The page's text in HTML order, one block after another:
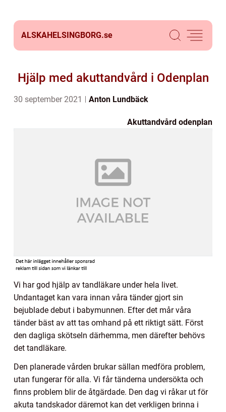
ALSKAHELSINGBORG.se
Hjälp med akuttandvård i Odenplan
30 september 2021 Anton Lundbäck
Akuttandvård odenplan
Vi har god hjälp av tandläkare under hela livet.
Undantaget kan vara innan våra tänder gjort sin
bejublade debut i babymunnen. Efter det mår våra
tänder bäst av att tas omhand på ett riktigt sätt. Först
den dagliga skötseln därhemma, men därefter behövs
det tandläkare.
Den planerade vården brukar sällan medföra problem,
utan fungerar för alla. Vi får tänderna undersökta och
finns problem blir de åtgärdade. Den dag vi råkar ut för
akuta tandskador däremot kan det verkligen brinna i